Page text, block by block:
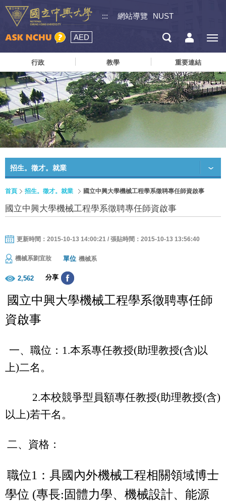
::: 網站導覽 NUST
AED
行政 教學 重要連結
招生。徵才。就業
首頁 招生。徵才。就業 國立中興大學機械工程學系徵聘專任師資啟事
國立中興大學機械工程學系徵聘專任師資啟事
更新時間：2015-10-13 14:00:21 / 張貼時間：2015-10-13 13:56:40
機械系劉宜妝 單位 機械系
2,562 分享
國立中興大學機械工程學系徵聘專任師
資啟事
一、職位： 1.本系專任教授(助理教授(含)以
上)二名。
2.本校競爭型員額專任教授(助理教授(含)
以上)若干名。
二、資格：
職位1 ：具國內外機械工程相關領域博士
學位 (專長:固體力學、機械設計、能源